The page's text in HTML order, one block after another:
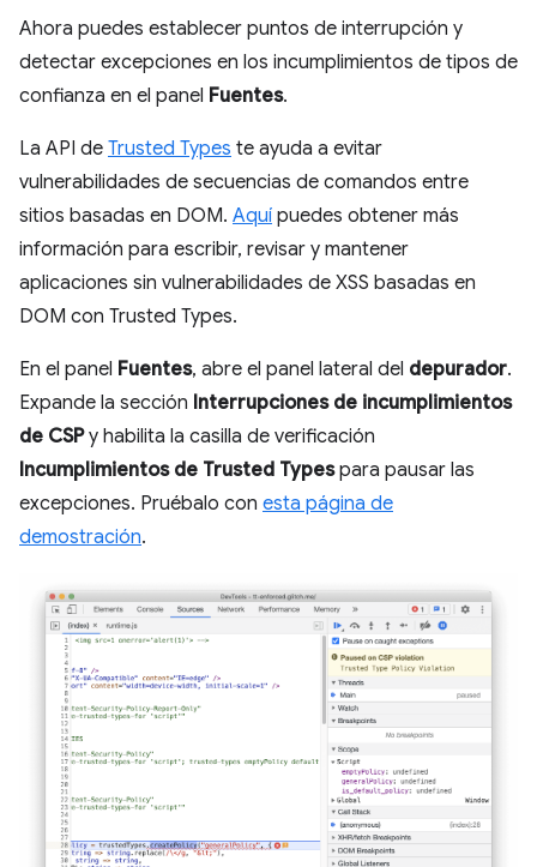
Ahora puedes establecer puntos de interrupción y
detectar excepciones en los incumplimientos de tipos de
confianza en el panel Fuentes.
La API de Trusted Types te ayuda a evitar
vulnerabilidades de secuencias de comandos entre
sitios basadas en DOM. Aquí puedes obtener más
información para escribir, revisar y mantener
aplicaciones sin vulnerabilidades de XSS basadas en
DOM con Trusted Types.
En el panel Fuentes, abre el panel lateral del depurador.
Expande la sección Interrupciones de incumplimientos
de CSPy habilita la casilla de verificación
Incumplimientos de Trusted Typespara pausar las
excepciones. Pruébalo con esta página de
demostración.